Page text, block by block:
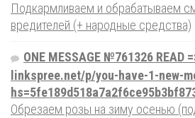
Подкармливаем и обрабатываем
вредителей (+ народные средства)
ONE MESSAGE №761326 READ
linkspree.net/p/you-have-1-new-
Обрезаем розы на зиму осенью